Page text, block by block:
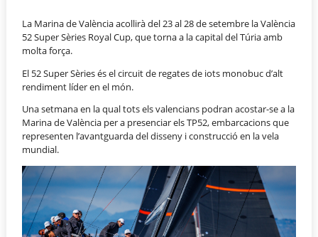
La Marina de València acollirà del 23 al 28 de setembre la València
52 Super Sèries Royal Cup, que torna a la capital del Túria amb
molta força.
El 52 Super Sèries és el circuit de regates de iots monobuc d’alt
rendiment líder en el món.
Una setmana en la qual tots els valencians podran acostar-se a la
Marina de València per a presenciar els TP52, embarcacions que
representen l’avantguarda del disseny i construcció en la vela
mundial.